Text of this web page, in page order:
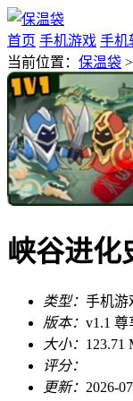
首页 手机游戏 手机
当前位置： 保温袋 >
峡谷进化
类型： 手机游
版本： v1.1 尊
大小： 123.71
评分：
更新： 2026-